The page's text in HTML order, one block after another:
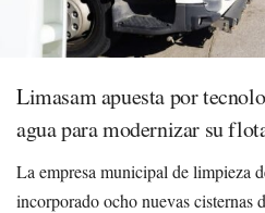
Limasam apuesta por
agua para modernizar su
La empresa municipal de limpieza
incorporado ocho nuevas cisternas